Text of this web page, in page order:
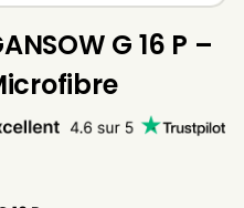
G 16 P –